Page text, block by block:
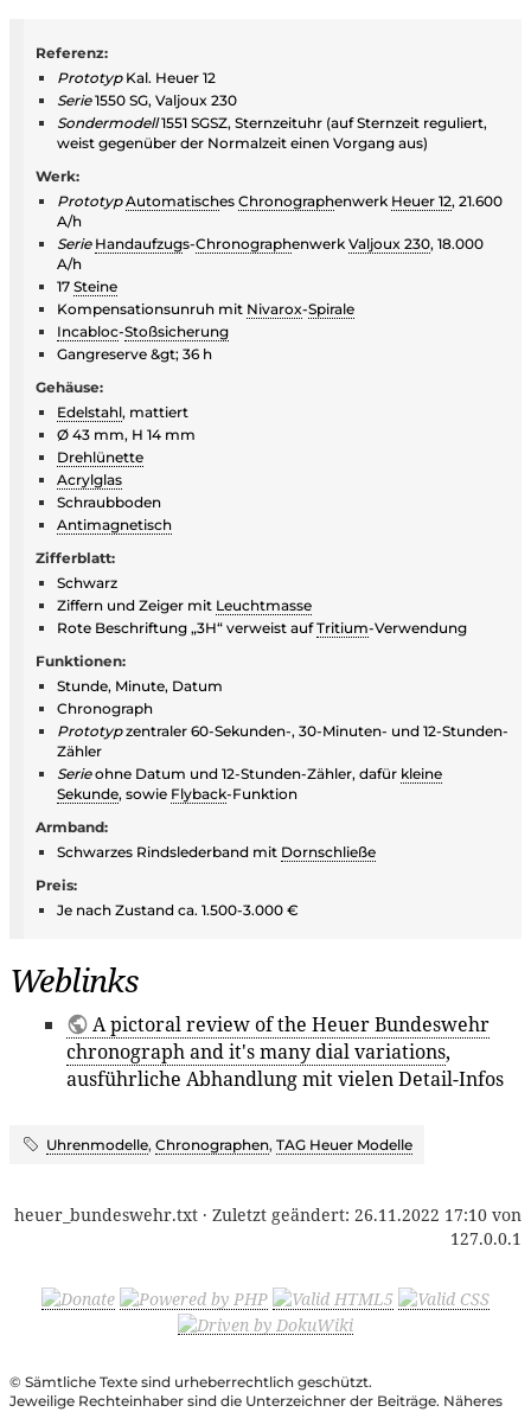
Referenz:
Prototyp Kal. Heuer 12
Serie1550 SG, Valjoux 230
Sondermodell1551 SGSZ, Sternzeituhr (auf Sternzeit reguliert,
weist gegenüber der Normalzeit einen Vorgang aus)
Werk:
PrototypAutomatisches Chronographenwerk Heuer 12, 21.600
A/h
Serie Handaufzugs-Chronographenwerk Valjoux 230, 18.000
A/h
17 Steine
Kompensationsunruh mit Nivarox-Spirale
Incabloc-Stoßsicherung
Gangreserve &gt; 36 h
Gehäuse:
Edelstahl, mattiert
Ø 43 mm, H 14 mm
Drehlünette
Acrylglas
Schraubboden
Antimagnetisch
Zifferblatt:
Schwarz
Ziffern und Zeiger mit Leuchtmasse
Rote Beschriftung „3H“ verweist aufTritium-Verwendung
Funktionen:
Stunde, Minute, Datum
Chronograph
Prototypzentraler 60-Sekunden-, 30-Minuten- und 12-Stunden-
Zähler
Serieohne Datum und 12-Stunden-Zähler, dafür kleine
Sekunde, sowie Flyback-Funktion
Armband:
Schwarzes Rindslederband mit Dornschließe
Preis:
Je nach Zustand ca. 1.500-3.000 €
Weblinks
A pictoral review of the Heuer Bundeswehr
chronograph and it's many dial variations,
ausführliche Abhandlung mit vielen Detail-Infos
Uhrenmodelle, Chronographen, TAG Heuer Modelle
heuer_bundeswehr.txt · Zuletzt geändert: 26.11.2022 17:10 von
127.0.0.1
© Sämtliche Texte sind urheberrechtlich geschützt.
Jeweilige Rechteinhaber sind die Unterzeichner der Beiträge. Näheres